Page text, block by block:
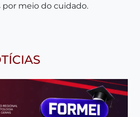
meio do cuidado.